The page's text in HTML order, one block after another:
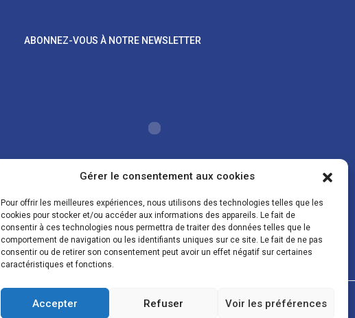
Gérer le consentement aux cookies
Pour offrir les meilleures expériences, nous utilisons des technologies telles que les
cookies pour stocker et/ou accéder aux informations des appareils. Le fait de
consentir à ces technologies nous permettra de traiter des données telles que le
comportement de navigation ou les identifiants uniques sur ce site. Le fait de ne pas
consentir ou de retirer son consentement peut avoir un effet négatif sur certaines
caractéristiques et fonctions.
Accepter Refuser Voir les préférences
ABONNEZ-VOUS À NOTRE NEWSLETTER
Vos coordonnées sont uniquement utilisées pour vous
envoyer des lettres d'information sur nos activités. Vous
pouvez à tout moment utiliser le lien de désinscription figurant
dans la lettre d'information.
Mentions légales Conditions de vente